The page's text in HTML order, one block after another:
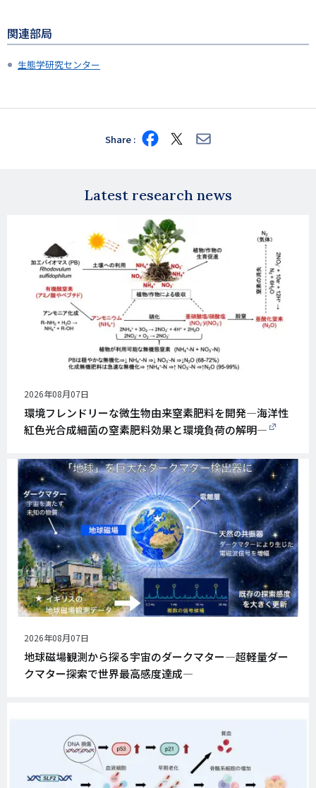
関連部局
生態学研究センター
Share Share
on
Share
on
Share
via
Latest research news
公
開
日
2026年08月07日
環境フレンドリーな微生物由来窒素肥料を開発―海洋性
紅色光合成細菌の窒素肥料効果と環境負荷の解明―
公
開
日
2026年08月07日
地球磁場観測から探る宇宙のダークマター―超軽量ダー
クマター探索で世界最高感度達成―